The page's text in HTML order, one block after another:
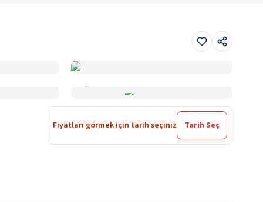
Fiyatları görmek için tarih seçiniz Tarih Seç